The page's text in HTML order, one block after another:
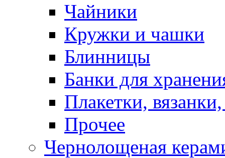
Чайники
Кружки и чашки
Блинницы
Банки для
Плакетки,
Прочее
Чернолощеная